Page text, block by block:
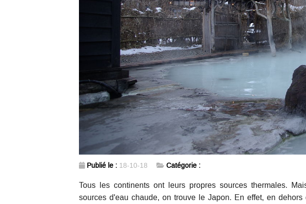
Publié le : 18-10-18 Catégorie :
Tous les continents ont leurs propres sources thermales.
sources d'eau chaude, on trouve le Japon. En effet, en